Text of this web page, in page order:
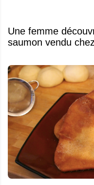
Une femme
saumon vendu